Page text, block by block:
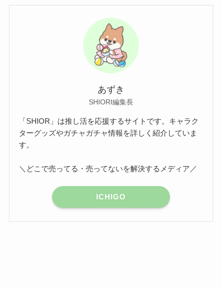
あずき
SHIORI編集長
「SHIOR」は推し活を応援するサイトです。キャラク
ターグッズやガチャガチャ情報を詳しく紹介していま
す。
＼どこで売ってる・売ってないを解決するメディア／
ICHIGO